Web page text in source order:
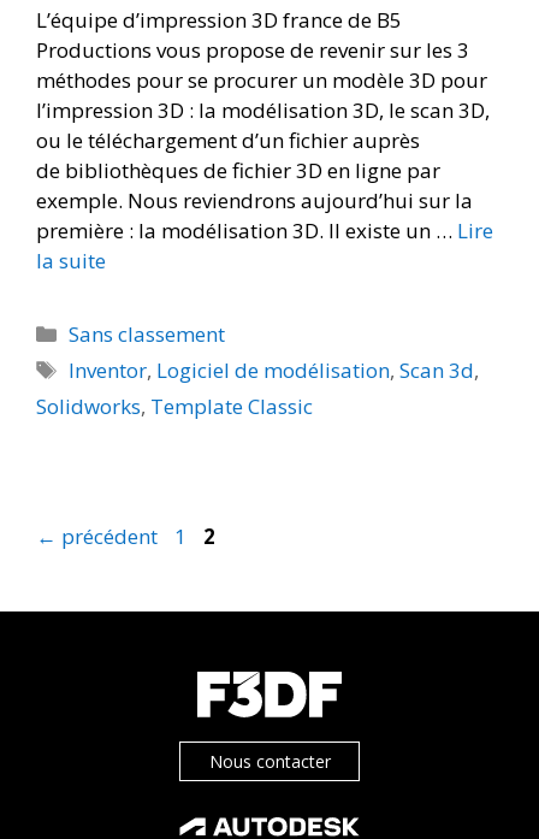
L’équipe d’impression 3D france de B5
Productions vous propose de revenir sur les 3
méthodes pour se procurer un modèle 3D pour
l’impression 3D : la modélisation 3D, le scan 3D,
ou le téléchargement d’un fichier auprès
de bibliothèques de fichier 3D en ligne par
exemple. Nous reviendrons aujourd’hui sur la
première : la modélisation 3D. Il existe un … Lire
la suite
Sans classement
Inventor, Logiciel de modélisation,Scan 3d,
Solidworks, Template Classic
← précédent 1 2
Nous contacter